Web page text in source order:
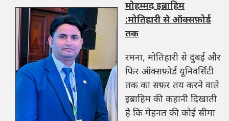
मोहम्मद इब्राहिम
:मोतिहारी से ऑक्सफ़ोर्ड
तक
रमना, मोतिहारी से दुबई और
फिर ऑक्सफ़ोर्ड यूनिवर्सिटी
तक का सफ़र तय करने वाले
इब्राहिम की कहानी दिखाती
है कि मेहनत की कोई सीमा